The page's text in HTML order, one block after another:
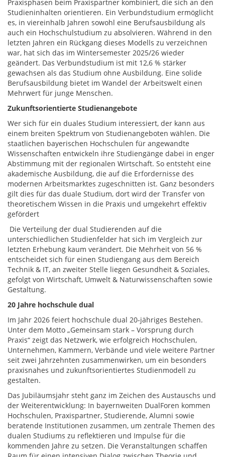
Praxisphasen beim Praxispartner kombiniert, die sich an den
Studieninhalten orientieren. Ein Verbundstudium ermöglicht
es, in viereinhalb Jahren sowohl eine Berufsausbildung als
auch ein Hochschulstudium zu absolvieren. Während in den
letzten Jahren ein Rückgang dieses Modells zu verzeichnen
war, hat sich das im Wintersemester 2025/26 wieder
geändert. Das Verbundstudium ist mit 12,6 % stärker
gewachsen als das Studium ohne Ausbildung. Eine solide
Berufsausbildung bietet im Wandel der Arbeitswelt einen
Mehrwert für junge Menschen.
Zukunftsorientierte Studienangebote
Wer sich für ein duales Studium interessiert, der kann aus
einem breiten Spektrum von Studienangeboten wählen. Die
staatlichen bayerischen Hochschulen für angewandte
Wissenschaften entwickeln ihre Studiengänge dabei in enger
Abstimmung mit der regionalen Wirtschaft. So entsteht eine
akademische Ausbildung, die auf die Erfordernisse des
modernen Arbeitsmarktes zugeschnitten ist. Ganz besonders
gilt dies für das duale Studium, dort wird der Transfer von
theoretischem Wissen in die Praxis und umgekehrt effektiv
gefördert
Die Verteilung der dual Studierenden auf die
unterschiedlichen Studienfelder hat sich im Vergleich zur
letzten Erhebung kaum verändert. Die Mehrheit von 56 %
entscheidet sich für einen Studiengang aus dem Bereich
Technik & IT, an zweiter Stelle liegen Gesundheit & Soziales,
gefolgt von Wirtschaft, Umwelt & Naturwissenschaften sowie
Gestaltung.
20 Jahre hochschule dual
Im Jahr 2026 feiert hochschule dual 20‑jähriges Bestehen.
Unter dem Motto „Gemeinsam stark – Vorsprung durch
Praxis“ zeigt das Netzwerk, wie erfolgreich Hochschulen,
Unternehmen, Kammern, Verbände und viele weitere Partner
seit zwei Jahrzehnten zusammenwirken, um ein besonders
praxisnahes und zukunftsorientiertes Studienmodell zu
gestalten.
Das Jubiläumsjahr steht ganz im Zeichen des Austauschs und
der Weiterentwicklung: In bayernweiten DualForen kommen
Hochschulen, Praxispartner, Studierende, Alumni sowie
beratende Institutionen zusammen, um zentrale Themen des
dualen Studiums zu reflektieren und Impulse für die
kommenden Jahre zu setzen. Die Veranstaltungen schaffen